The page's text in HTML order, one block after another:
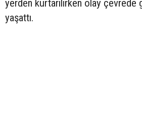
yerden kurtarılırken olay çevrede
yaşattı.